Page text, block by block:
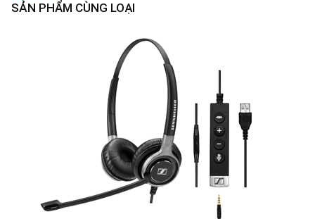
SẢN PHẨM CÙNG LOẠI